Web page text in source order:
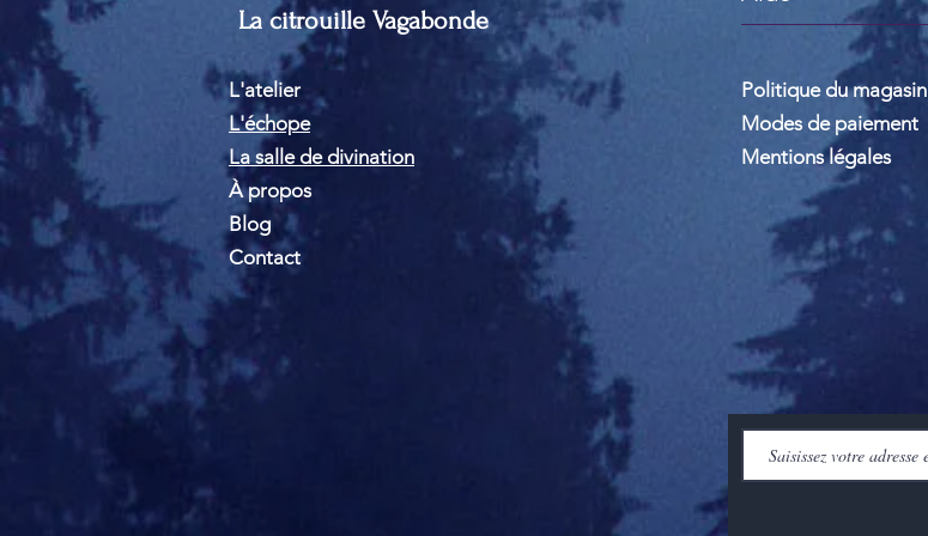
La citrouille Vagabonde
L'atelier
L'échope
La salle de divination
À propos
Blog
Contact
Politique du magasin
Modes de paiement
Mentions légales